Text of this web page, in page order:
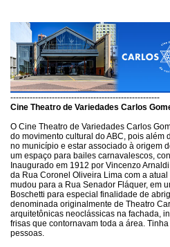
------------------------------------------------------
Cine Theatro de Variedades Carlos
O Cine Theatro de Variedades Carlos
do movimento cultural do ABC, pois além
no município e estar associado à origem
um espaço para bailes carnavalescos,
Inaugurado em 1912 por Vincenzo
da Rua Coronel Oliveira Lima com a
mudou para a Rua Senador Fláquer, em
Boschetti para especial finalidade de
denominada originalmente de Theatro
arquitetônicas neoclássicas na fachada,
frisas que contornavam toda a área.
pessoas.